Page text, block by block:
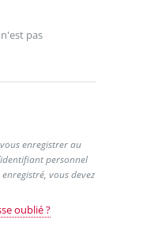
pas
enregistrer au
personnel
vous devez
oublié ?